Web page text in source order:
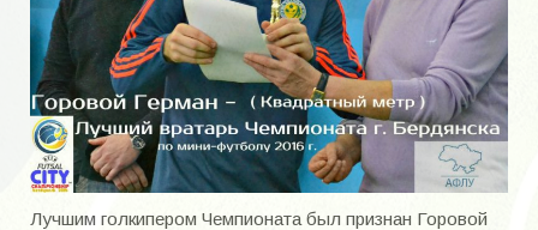
Лучшим голкипером Чемпионата был признан Горовой